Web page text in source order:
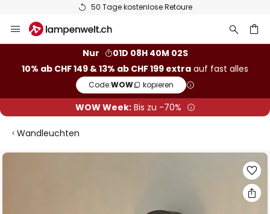
50 Tage kostenlose Retoure
Inhalt
Nur
01D 08H 40M 01S
10% ab CHF 149 & 13% ab CHF 199 extra auf fast alles
Code:WOW kopieren
WOW Week:Bis zu -70%
Wandleuchten
Zum